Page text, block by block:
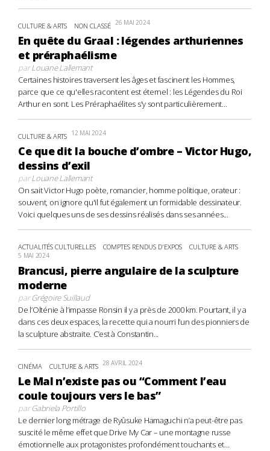
CULTURE & ARTS NON CLASSÉ 26 MAI 2024
En quête du Graal : légendes arthuriennes
et préraphaélisme
parLouane Lallemant
Certaines histoires traversent les âges et fascinent les Hommes,
parce que ce qu'elles racontent est éternel : les Légendes du Roi
Arthur en sont. Les Préraphaélites s'y sont particulièrement...
CULTURE & ARTS 12 MAI 2024
Ce que dit la bouche d’ombre – Victor Hugo,
dessins d’exil
parLouane Lallemant
On sait Victor Hugo poète, romancier, homme politique, orateur :
souvent, on ignore qu'il fut également un formidable dessinateur.
Voici quelques uns de ses dessins réalisés dans ses années...
ACTUALITÉS CULTURELLES COMPTES RENDUS D'EXPOS CULTURE & ARTS
5 MAI 2024
Brancusi, pierre angulaire de la sculpture
moderne
parGrégoire Suillaud
De l’Olténie à l’impasse Ronsin il y a près de 2000 km. Pourtant, il y a
dans ces deux espaces, la recette qui a nourri l’un des pionniers de
la sculpture abstraite. C’est à Constantin...
CINÉMA CULTURE & ARTS 28 AVRIL 2024
Le Mal n’existe pas ou “Comment l’eau
coule toujours vers le bas”
parGabriela Portillo
Le dernier long métrage de Ryûsuke Hamaguchi n’a peut-être pas
suscité le même effet que Drive My Car – une montagne russe
émotionnelle aux protagonistes profondément touchants et...